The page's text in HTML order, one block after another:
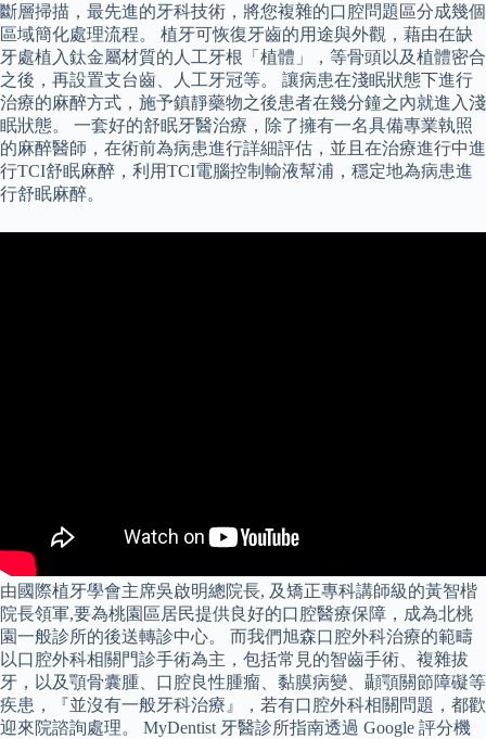
斷層掃描，最先進的牙科技術，將您複雜的口腔問題區分成幾個
區域簡化處理流程。 植牙可恢復牙齒的用途與外觀，藉由在缺
牙處植入鈦金屬材質的人工牙根「植體」，等骨頭以及植體密合
之後，再設置支台齒、人工牙冠等。 讓病患在淺眠狀態下進行
治療的麻醉方式，施予鎮靜藥物之後患者在幾分鐘之內就進入淺
眠狀態。 一套好的舒眠牙醫治療，除了擁有一名具備專業執照
的麻醉醫師，在術前為病患進行詳細評估，並且在治療進行中進
行TCI舒眠麻醉，利用TCI電腦控制輸液幫浦，穩定地為病患進
行舒眠麻醉。
由國際植牙學會主席吳啟明總院長, 及矯正專科講師級的黃智楷
院長領軍,要為桃園區居民提供良好的口腔醫療保障，成為北桃
園一般診所的後送轉診中心。 而我們旭森口腔外科治療的範疇
以口腔外科相關門診手術為主，包括常見的智齒手術、複雜拔
牙，以及顎骨囊腫、口腔良性腫瘤、黏膜病變、顳顎關節障礙等
疾患，『並沒有一般牙科治療』，若有口腔外科相關問題，都歡
迎來院諮詢處理。 MyDentist 牙醫診所指南透過 Google 評分機